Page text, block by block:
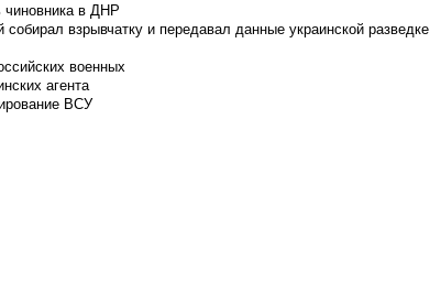
чиновника в ДНР
взрывчатку и передавал данные украинской разведке
военных
агента
ВСУ